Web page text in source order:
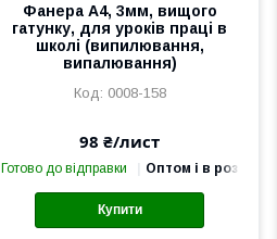
Фанера А4, 3мм, вищого
гатунку, для уроків праці в
школі (випилювання,
випалювання)
0008-158
98 ₴/лист
Готово до відправки Оптом і в роздріб
Купити